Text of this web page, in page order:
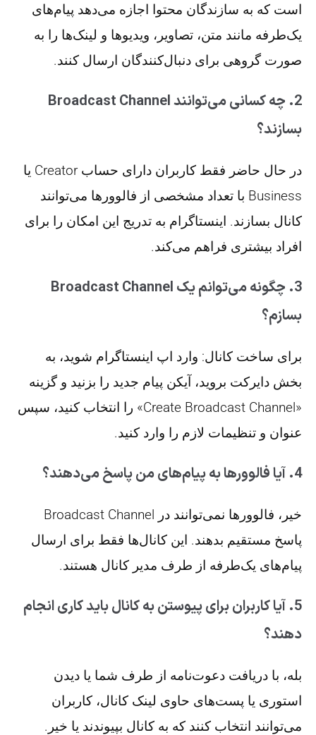
است که به سازندگان محتوا اجازه می‌دهد پیام‌های
یک‌طرفه مانند متن، تصاویر، ویدیوها و لینک‌ها را به
صورت گروهی برای دنبال‌کنندگان ارسال کنند.
2. چه کسانی می‌توانند Broadcast Channel
بسازند؟
در حال حاضر فقط کاربران دارای حساب Creator یا
Business با تعداد مشخصی از فالوورها می‌توانند
کانال بسازند. اینستاگرام به تدریج این امکان را برای
افراد بیشتری فراهم می‌کند.
3. چگونه می‌توانم یک Broadcast Channel
بسازم؟
برای ساخت کانال: وارد اپ اینستاگرام شوید، به
بخش دایرکت بروید، آیکن پیام جدید را بزنید و گزینه
«Create Broadcast Channel» را انتخاب کنید، سپس
عنوان و تنظیمات لازم را وارد کنید.
4. آیا فالوورها به پیام‌های من پاسخ می‌دهند؟
خیر، فالوورها نمی‌توانند در Broadcast Channel
پاسخ مستقیم بدهند. این کانال‌ها فقط برای ارسال
پیام‌های یک‌طرفه از طرف مدیر کانال هستند.
5. آیا کاربران برای پیوستن به کانال باید کاری انجام
دهند؟
بله، با دریافت دعوت‌نامه از طرف شما یا دیدن
استوری یا پست‌های حاوی لینک کانال، کاربران
می‌توانند انتخاب کنند که به کانال بپیوندند یا خیر.